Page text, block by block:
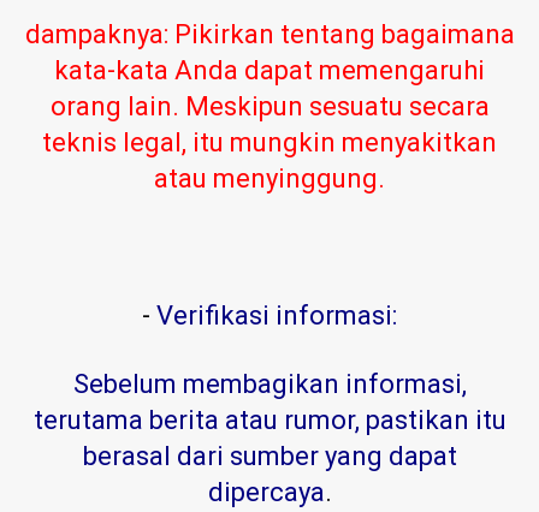
dampaknya: Pikirkan tentang bagaimana
kata-kata Anda dapat memengaruhi
orang lain. Meskipun sesuatu secara
teknis legal, itu mungkin menyakitkan
atau menyinggung.
- Verifikasi informasi:
Sebelum membagikan informasi,
terutama berita atau rumor, pastikan itu
berasal dari sumber yang dapat
dipercaya.